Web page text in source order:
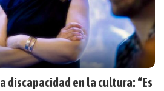
discapacidad en la cultura: “Es